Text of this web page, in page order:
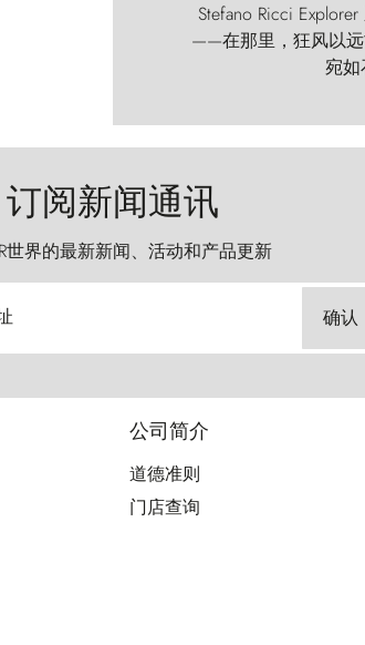
Stefano Ricci
——在那里，狂风以远
宛如
订阅新闻通讯
世界的最新新闻、活动和产品更新
确认
公司简介
道德准则
门店查询